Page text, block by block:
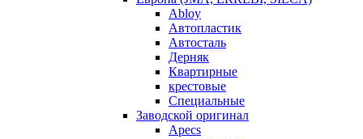
Abloy
Автопластик
Автосталь
Дерняк
Квартирные
крестовые
Специальные
Заводской оригинал
Apecs